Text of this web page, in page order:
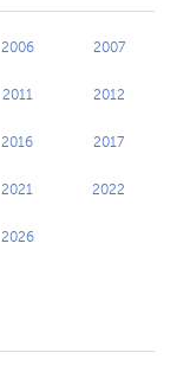
2006 2007
2011 2012
2016 2017
2021 2022
2026